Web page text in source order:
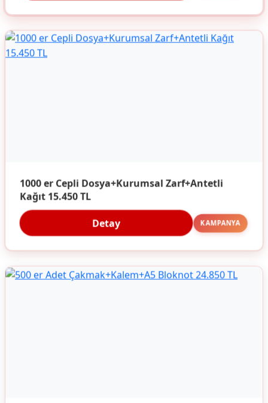
1000 er Cepli Dosya+Kurumsal Zarf+Antetli
Kağıt 15.450 TL
Detay KAMPANYA